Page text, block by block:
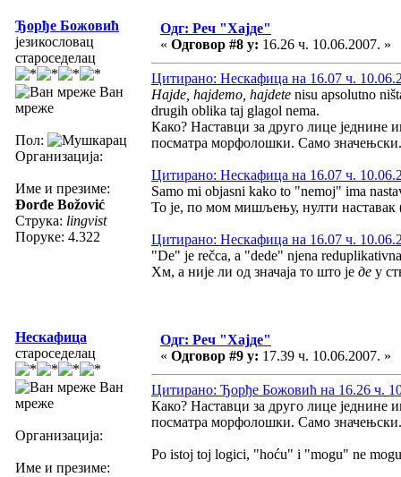
Ђорђе Божовић
језикословац
староседелац
Ван
мреже
Пол:
Организација:
Име и презиме:
Đorđe Božović
Струка: lingvist
Поруке: 4.322
Одг: Реч "Хајде"
« Одговор #8 у: 16.26 ч. 10.06.2007. »
Цитирано: Нескафица на 16.07 ч.
Hajde, hajdemo, hajdete nisu apsolutno
drugih oblika taj glagol nema.
Како? Наставци за друго лице једнине
посматра морфолошки. Само значењски.
Цитирано: Нескафица на 16.07 ч.
Samo mi objasni kako to "nemoj" ima
То је, по мом мишљењу, нулти наставак
Цитирано: Нескафица на 16.07 ч.
"De" je rečca, a "dede" njena
Хм, а није ли од значаја то што је де у
Нескафица
староседелац
Ван
мреже
Организација:
Име и презиме:
Одг: Реч "Хајде"
« Одговор #9 у: 17.39 ч. 10.06.2007. »
Цитирано: Ђорђе Божовић на 16.26 ч.
Како? Наставци за друго лице једнине
посматра морфолошки. Само значењски.
Po istoj toj logici, "hoću" i "mogu" ne